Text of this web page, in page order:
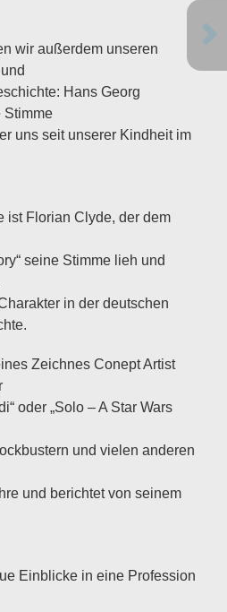
wir außerdem unseren
Hans Georg
Stimme
uns seit unserer Kindheit im
ist Florian Clyde, der dem
seine Stimme lieh und
in der deutschen
Zeichnes Conept Artist
oder „Solo – A Star Wars
und vielen anderen
und berichtet von seinem
Einblicke in eine Profession